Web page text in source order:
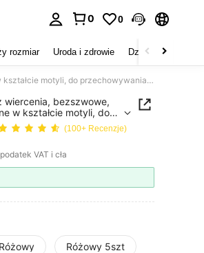
0 0
rozmiar Uroda i zdrowie Dzieci
5 szt./10 szt./opakowanie bez wiercenia, bezszwowe, samoprzylepne haczyki ścienne w kształcie motyli, do przechowywania na ścianie w pokoju dziecięcym, odpowiednie do organizacji ścian w salonie i sypialni
bezszwowe,
w kształcie motyli, do
dziecięcym,
w salonie i sypialni
(100+ Recenzje)
VAT i cła
Różowy 5szt